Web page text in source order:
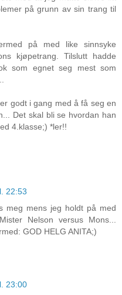
på grunn av sin trang til
på med like sinnsyke
kjøpetrang. Tilslutt hadde
som egnet seg mest som
godt i gang med å få seg en
Det skal bli se hvordan han
4.klasse;) *ler!!
22:53
meg mens jeg holdt på med
Nelson versus Mons...
GOD HELG ANITA;)
23:00